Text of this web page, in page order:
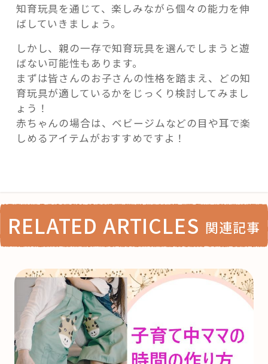
知育玩具を通じて、楽しみながら個々の能力を伸
ばしていきましょう。
しかし、親の一存で知育玩具を選んでしまうと遊
ばない可能性もあります。
まずは皆さんのお子さんの性格を踏まえ、どの知
育玩具が適しているかをじっくり検討してみまし
ょう！
赤ちゃんの場合は、ベビージムなどの目や耳で楽
しめるアイテムがおすすめですよ！
RELATED ARTICLES 関連記事